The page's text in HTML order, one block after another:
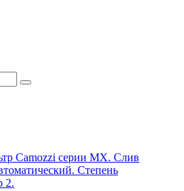
Camozzi серии MX. Слив
Степень
2.